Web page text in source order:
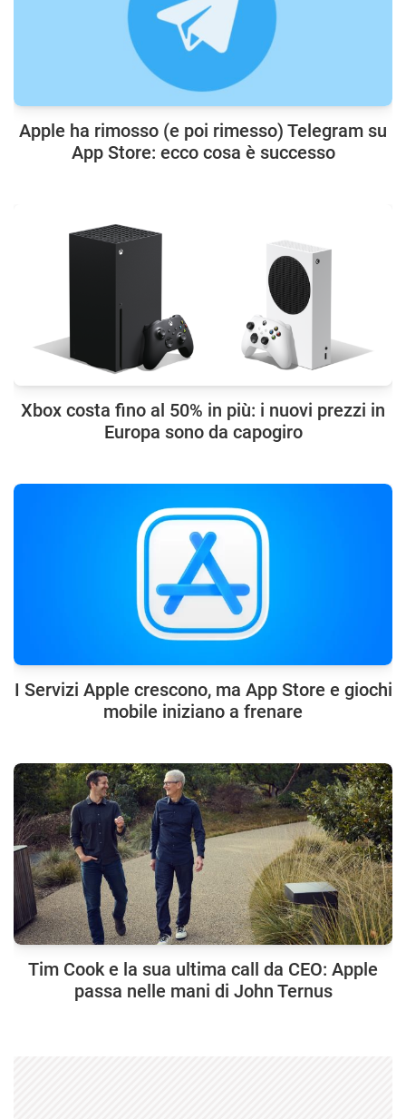
Apple ha rimosso (e poi rimesso) Telegram su
App Store: ecco cosa è successo
Xbox costa fino al 50% in più: i nuovi prezzi in
Europa sono da capogiro
I Servizi Apple crescono, ma App Store e giochi
mobile iniziano a frenare
Tim Cook e la sua ultima call da CEO: Apple
passa nelle mani di John Ternus